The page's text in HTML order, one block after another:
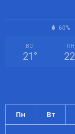
60%
ВС
21 °
ПН
22
Пн Вт